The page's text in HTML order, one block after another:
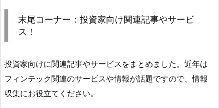
末尾コーナー：投資家向け関連記事やサービ
ス！
投資家向けに関連記事やサービスをまとめました。近年は
フィンテック関連のサービスや情報が話題ですので、情報
収集にお役立てください。